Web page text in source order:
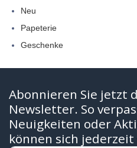
Neu
Papeterie
Geschenke
Abonnieren Sie jetzt
Newsletter. So
Neuigkeiten oder
können sich